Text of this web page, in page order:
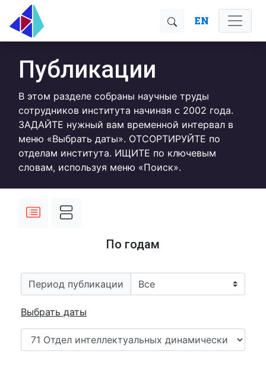
EN
Публикации
В этом разделе собраны научные труды
сотрудников института начиная с 2002 года.
ЗАДАЙТЕ нужный вам временной интервал в
меню «Выбрать даты». ОТСОРТИРУЙТЕ по
отделам института. ИЩИТЕ по ключевым
словам, используя меню «Поиск».
По годам
Период публикации
Выбрать даты